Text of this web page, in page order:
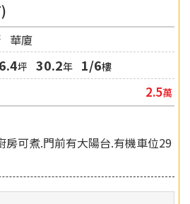
華廈
坪 30.2年 1/6樓
2.5萬
房可煮.門前有大陽台.有機車位29